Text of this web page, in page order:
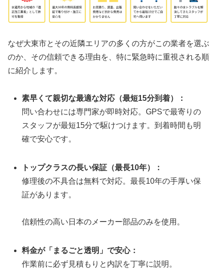
なぜ大東市とその近隣エリアの多くの方がこの業者を選ぶ
のか、その信頼できる理由を、特に緊急時に重視される順
に紹介します。
素早くて親切な最適な対応（最短15分到着）：
問い合わせには専門家が即時対応。GPSで最寄りの
スタッフが最短15分で駆けつけます。到着時間も明
確で安心です。
トップクラスの長い保証（最長10年）：
修理後の不具合は無料で対応。最長10年の手厚い保
証があります。
信頼性の高い日本のメーカー部品のみを使用。
料金が「まるごと透明」で安心：
作業前に必ず見積もりと内訳を丁寧に説明。